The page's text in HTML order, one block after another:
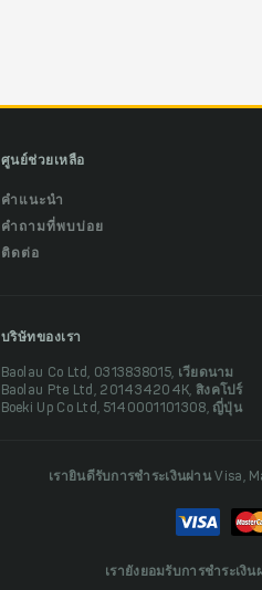
ศูนย์ช่วยเหลือ
คำแนะนำ
คำถามที่พบบ่อย
ติดต่อ
บริษัทของเรา
Baolau Co Ltd, 0313838015, เวียดนาม
Baolau Pte Ltd, 201434204K, สิงคโปร์
Boeki Up Co Ltd, 5140001101308, ญี่ปุ่น
เรายินดีรับการชำระเงินผ่าน Visa,
เรายังยอมรับการชำระเงิ